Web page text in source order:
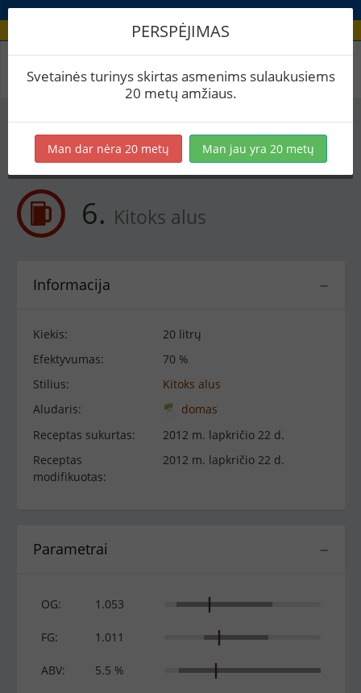
Receptas / 6.
Virimai (1)
BeerXML
6. Kitoks alus
−
Informacija
Kiekis:
20 litrų
Efektyvumas:
70 %
Stilius:
Kitoks alus
Aludaris:
domas
Receptas sukurtas:
2012 m. lapkričio 22 d.
Receptas
modifikuotas:
2012 m. lapkričio 22 d.
−
Parametrai
OG: 1.053
FG: 1.011
ABV: 5.5 %
PERSPĖJIMAS
Svetainės turinys skirtas asmenims sulaukusiems
20 metų amžiaus.
Man dar nėra 20 metų Man jau yra 20 metų